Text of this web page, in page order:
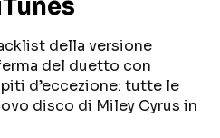
TOUR ED EVENTI
TALENT SHOW
della versione
del duetto con
d’eccezione: tutte le
disco di Miley Cyrus in